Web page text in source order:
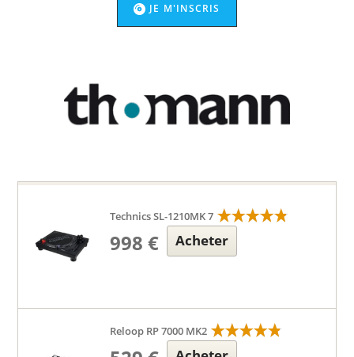
JE M'INSCRIS
Technics SL-1210MK 7
998 € Acheter
Reloop RP 7000 MK2